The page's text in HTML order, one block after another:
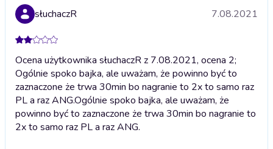
słuchaczR 7.08.2021
Ocena użytkownika słuchaczR z 7.08.2021, ocena 2;
Ogólnie spoko bajka, ale uważam, że powinno być to
zaznaczone że trwa 30min bo nagranie to 2x to samo raz
PL a raz ANG.Ogólnie spoko bajka, ale uważam, że
powinno być to zaznaczone że trwa 30min bo nagranie to
2x to samo raz PL a raz ANG.